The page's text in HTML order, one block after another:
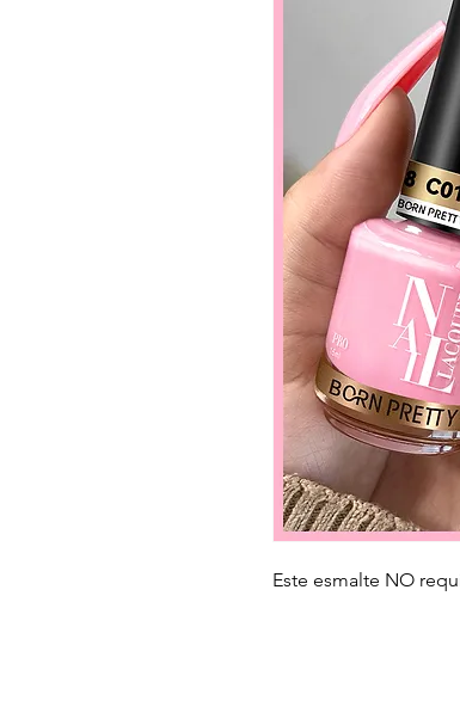
Este esmalte NO